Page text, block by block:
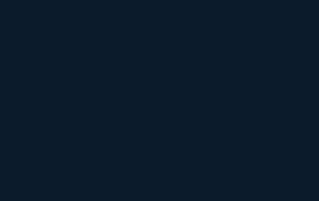
도록 하는 것이 중요합니다.
어라인의 높이와 모양, 그리고 관자놀이로 이어지는 측면 라인
로 하되, 개인의 특성에 맞춰 변형을 줌으로써 세상에 단 하나